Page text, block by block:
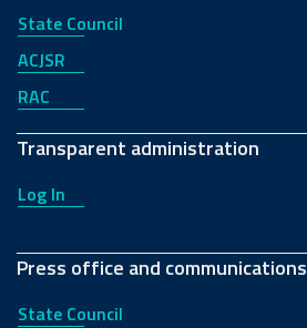
State Council
ACJSR
RAC
Transparent administration
Log In
Press office and communications
State Council